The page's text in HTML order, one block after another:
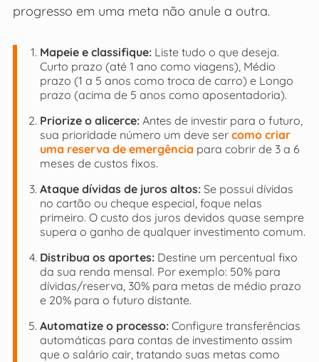
progresso em uma meta não anule a outra.
Mapeie e classifique:Liste tudo o que deseja.
Curto prazo (até 1 ano como viagens), Médio
prazo (1 a 5 anos como troca de carro) e Longo
prazo (acima de 5 anos como aposentadoria).
Priorize o alicerce:Antes de investir para o futuro,
sua prioridade número um deve ser como criar
uma reserva de emergência para cobrir de 3 a 6
meses de custos fixos.
Ataque dívidas de juros altos:Se possui dívidas
no cartão ou cheque especial, foque nelas
primeiro. O custo dos juros devidos quase sempre
supera o ganho de qualquer investimento comum.
Distribua os aportes:Destine um percentual fixo
da sua renda mensal. Por exemplo: 50% para
dívidas/reserva, 30% para metas de médio prazo
e 20% para o futuro distante.
Automatize o processo:Configure transferências
automáticas para contas de investimento assim
que o salário cair, tratando suas metas como